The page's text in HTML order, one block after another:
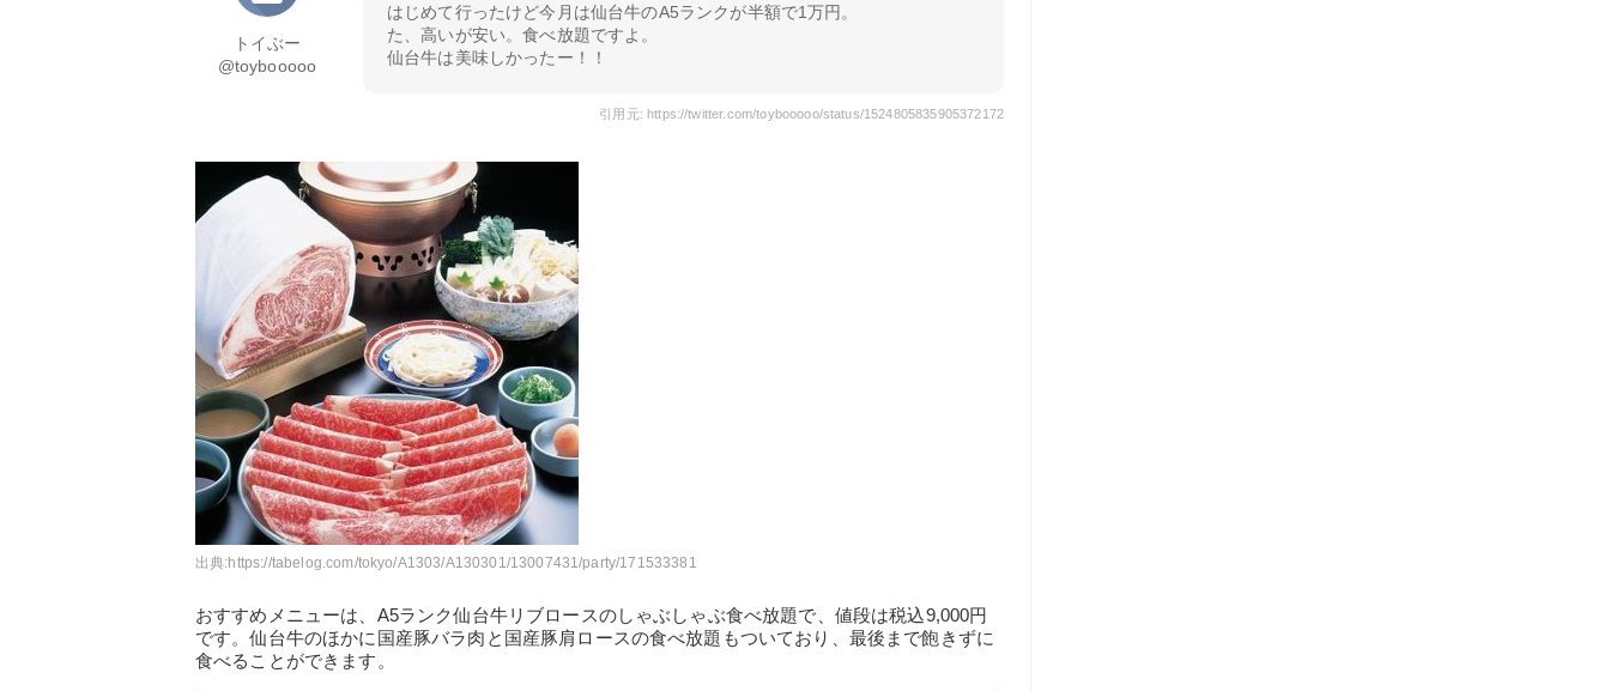
トイぶー
@toybooooo
はじめて行ったけど今月は仙台牛のA5ランクが半額で1万円。
た、高いが安い。食べ放題ですよ。
仙台牛は美味しかったー！！
引用元: https://twitter.com/toybooooo/status/1524805835905372172
出典:https://tabelog.com/tokyo/A1303/A130301/13007431/party/171533381
おすすめメニューは、A5ランク仙台牛リブロースのしゃぶしゃぶ食べ放題で、値段は税込9,000円
です。仙台牛のほかに国産豚バラ肉と国産豚肩ロースの食べ放題もついており、最後まで飽きずに
食べることができます。